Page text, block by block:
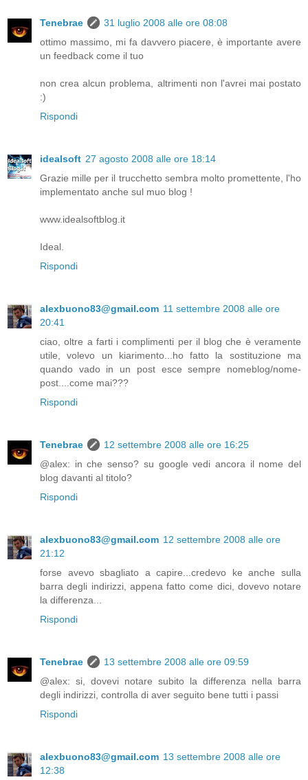
Tenebrae
31 luglio 2008 alle ore 08:08
ottimo massimo, mi fa davvero piacere, è importante avere
un feedback come il tuo
non crea alcun problema, altrimenti non l'avrei mai postato
:)
Rispondi
idealsoft 27 agosto 2008 alle ore 18:14
Grazie mille per il trucchetto sembra molto promettente, l'ho
implementato anche sul muo blog !
www.idealsoftblog.it
Ideal.
Rispondi
alexbuono83@gmail.com 11 settembre 2008 alle ore
20:41
ciao, oltre a farti i complimenti per il blog che è veramente
utile, volevo un kiarimento...ho fatto la sostituzione ma
quando vado in un post esce sempre nomeblog/nome-
post....come mai???
Rispondi
Tenebrae
12 settembre 2008 alle ore 16:25
@alex: in che senso? su google vedi ancora il nome del
blog davanti al titolo?
Rispondi
alexbuono83@gmail.com 12 settembre 2008 alle ore
21:12
forse avevo sbagliato a capire...credevo ke anche sulla
barra degli indirizzi, appena fatto come dici, dovevo notare
la differenza...
Rispondi
Tenebrae
13 settembre 2008 alle ore 09:59
@alex: si, dovevi notare subito la differenza nella barra
degli indirizzi, controlla di aver seguito bene tutti i passi
Rispondi
alexbuono83@gmail.com 13 settembre 2008 alle ore
12:38